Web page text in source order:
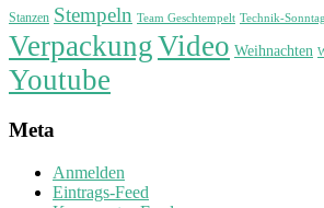
Stanzen Stempeln Team Geschtempelt Technik-Sonntag
VerpackungVideo Weihnachten
Youtube
Meta
Anmelden
Eintrags-Feed